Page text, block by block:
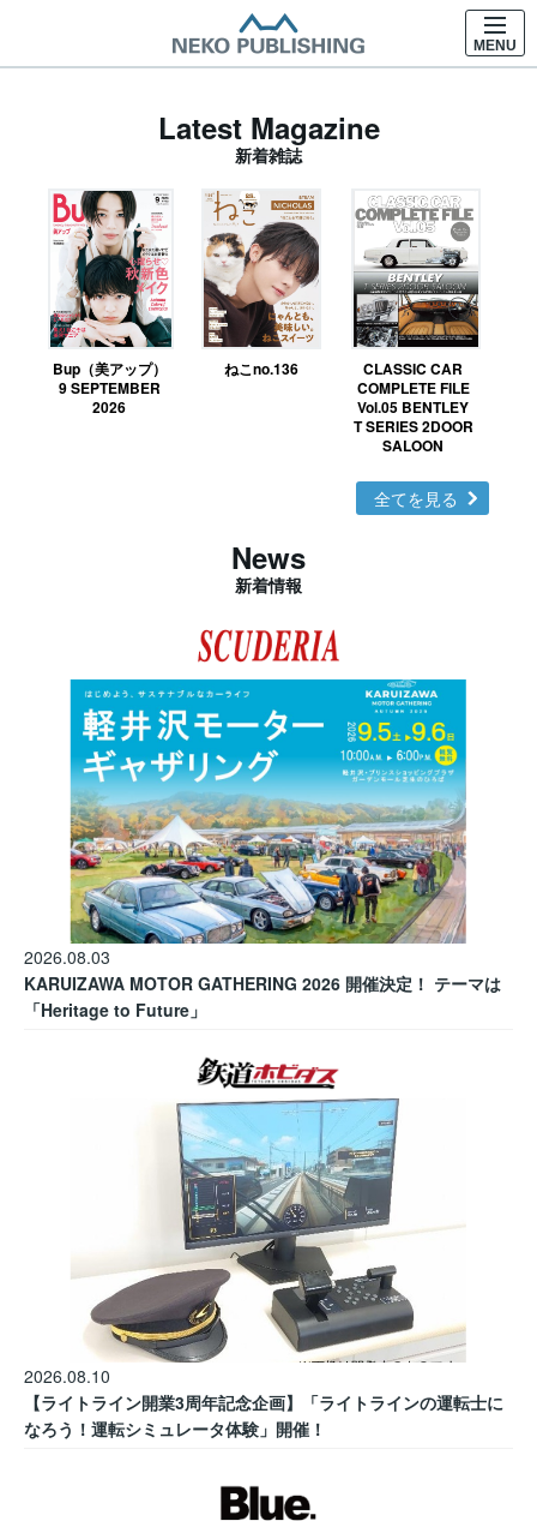
MENU
Latest Magazine
新着雑誌
Bup（美アップ）
9 SEPTEMBER
2026
ねこno.136
CLASSIC CAR
COMPLETE FILE
Vol.05 BENTLEY
T SERIES 2DOOR
SALOON
全てを見る
News
新着情報
2026.08.03
KARUIZAWA MOTOR GATHERING 2026 開催決定！ テーマは
「Heritage to Future」
2026.08.10
【ライトライン開業3周年記念企画】「ライトラインの運転士に
なろう！運転シミュレータ体験」開催！